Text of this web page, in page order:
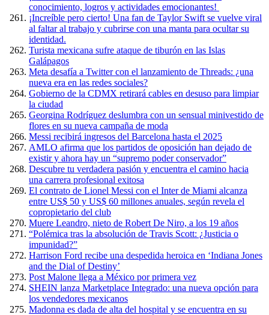
conocimiento, logros y actividades emocionantes!
¡Increíble pero cierto! Una fan de Taylor Swift se vuelve viral
al faltar al trabajo y cubrirse con una manta para ocultar su
identidad.
Turista mexicana sufre ataque de tiburón en las Islas
Galápagos
Meta desafía a Twitter con el lanzamiento de Threads: ¿una
nueva era en las redes sociales?
Gobierno de la CDMX retirará cables en desuso para limpiar
la ciudad
Georgina Rodríguez deslumbra con un sensual minivestido de
flores en su nueva campaña de moda
Messi recibirá ingresos del Barcelona hasta el 2025
AMLO afirma que los partidos de oposición han dejado de
existir y ahora hay un “supremo poder conservador”
Descubre tu verdadera pasión y encuentra el camino hacia
una carrera profesional exitosa
El contrato de Lionel Messi con el Inter de Miami alcanza
entre US$ 50 y US$ 60 millones anuales, según revela el
copropietario del club
Muere Leandro, nieto de Robert De Niro, a los 19 años
“Polémica tras la absolución de Travis Scott: ¿Justicia o
impunidad?”
Harrison Ford recibe una despedida heroica en ‘Indiana Jones
and the Dial of Destiny’
Post Malone llega a México por primera vez
SHEIN lanza Marketplace Integrado: una nueva opción para
los vendedores mexicanos
Madonna es dada de alta del hospital y se encuentra en su